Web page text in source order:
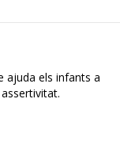
ajuda els infants a